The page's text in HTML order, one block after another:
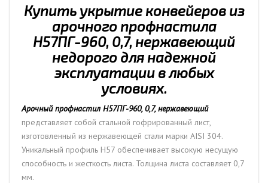
Купить укрытие конвейеров из
арочного профнастила
Н57ПГ-960, 0,7, нержавеющий
недорого для надежной
эксплуатации в любых
условиях.
Арочный профнастил Н57ПГ-960, 0,7, нержавеющий
представляет собой стальной гофрированный лист,
изготовленный из нержавеющей стали марки AISI 304.
Уникальный профиль Н57 обеспечивает высокую несущую
способность и жесткость листа. Толщина листа составляет 0,7
мм.